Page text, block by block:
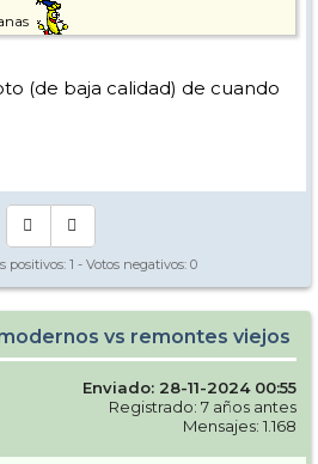
(de baja calidad) de cuando
positivos: 1 - Votos negativos: 0
vs remontes viejos
Enviado: 28-11-2024 00:55
Registrado: 7 años antes
Mensajes: 1.168